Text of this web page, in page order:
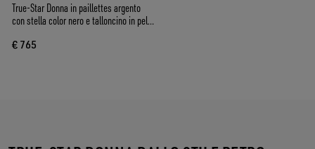
True-Star Donna in paillettes argento
con stella color nero e talloncino in pelle
€ 765